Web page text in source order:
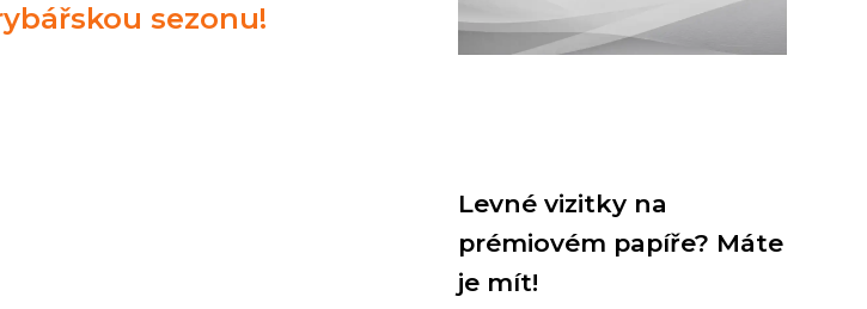
sezonu!
Levné vizitky na
prémiovém papíře? Máte
je mít!